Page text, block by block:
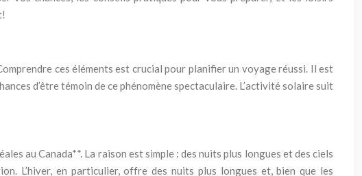
ces éléments est crucial pour planifier un voyage réussi. Il est
d’être témoin de ce phénomène spectaculaire. L’activité solaire suit
au Canada**. La raison est simple : des nuits plus longues et des ciels
L’hiver, en particulier, offre des nuits plus longues et, bien que les